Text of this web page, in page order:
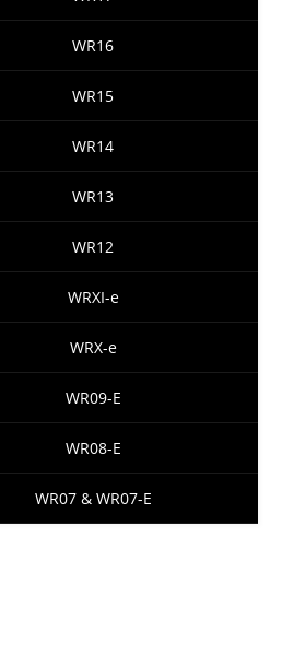
WR16
WR15
WR14
WR13
WR12
WRXI-e
WRX-e
WR09-E
WR08-E
WR07 & WR07-E